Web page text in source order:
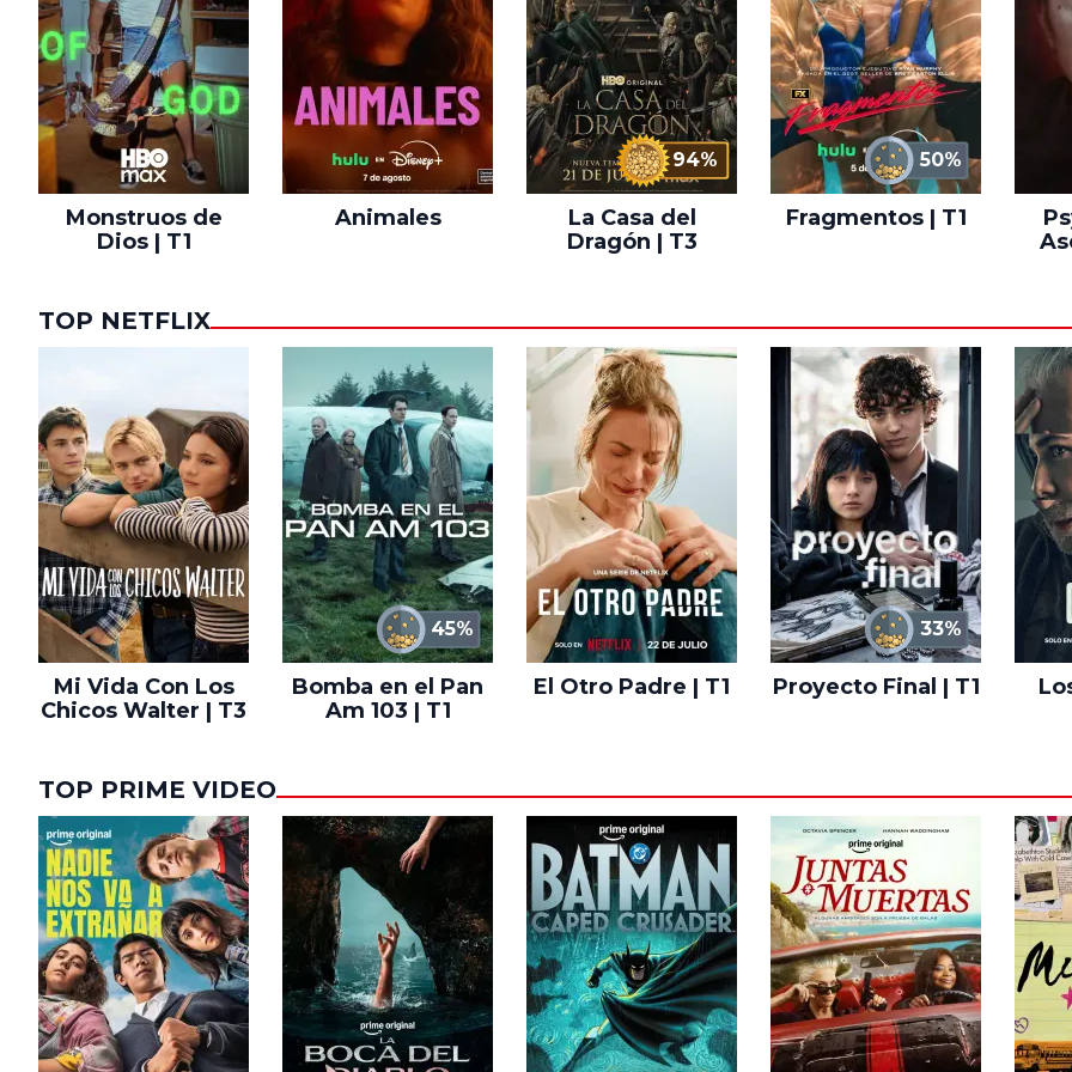
Monstruos de
Dios | T1
Animales
94%
La Casa del
Dragón | T3
50%
Fragmentos | T1
TOP NETFLIX
Mi Vida Con Los
Chicos Walter | T3
45%
Bomba en el Pan
Am 103 | T1
El Otro Padre | T1
33%
Proyecto Final | T1
TOP PRIME VIDEO